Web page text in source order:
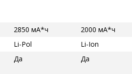
2850 мА*ч
2000 мА*ч
Li-Pol
Li-Ion
Да Да